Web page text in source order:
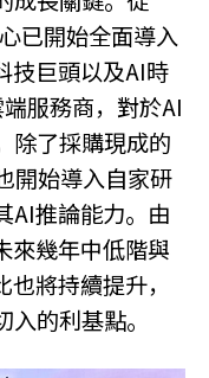
已開始全面導入
技巨頭以及AI時
服務商，對於AI
除了採購現成的
開始導入自家研
AI推論能力。由
來幾年中低階與
將持續提升，
的利基點。